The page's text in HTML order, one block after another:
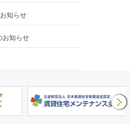
知らせ
知らせ